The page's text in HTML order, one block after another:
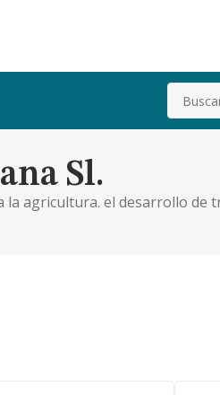
Buscar
Sl.
la agricultura. el desarrollo de
y todos los